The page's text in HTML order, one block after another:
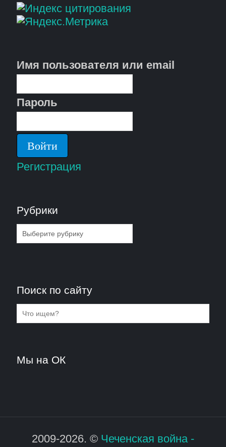
Имя пользователя или email
Пароль
Регистрация
Рубрики
Рубрики
Поиск по сайту
Мы на ОК
2009-2026. © Чеченская война -